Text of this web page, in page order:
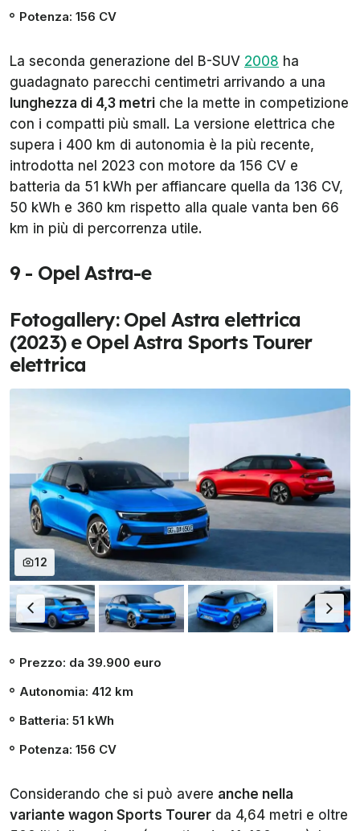
Potenza: 156 CV
La seconda generazione del B-SUV 2008 ha
guadagnato parecchi centimetri arrivando a una
lunghezza di 4,3 metri che la mette in competizione
con i compatti più small. La versione elettrica che
supera i 400 km di autonomia è la più recente,
introdotta nel 2023 con motore da 156 CV e
batteria da 51 kWh per affiancare quella da 136 CV,
50 kWh e 360 km rispetto alla quale vanta ben 66
km in più di percorrenza utile.
9 - Opel Astra-e
Fotogallery: Opel Astra elettrica
(2023) e Opel Astra Sports Tourer
elettrica
12
Prezzo: da 39.900 euro
Autonomia: 412 km
Batteria: 51 kWh
Potenza: 156 CV
Considerando che si può avere anche nella
variante wagon Sports Tourer da 4,64 metri e oltre